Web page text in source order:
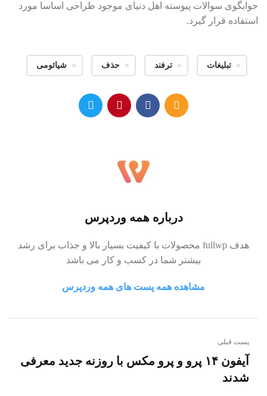
جوابگوی سوالات پیوسته اهل دنیای موجود طراحی اساسا مورد
استفاده قرار گیرد.
تبلیغات ترفند حذف شیائومی
درباره همه وردپرس
هدف fullwp محصولات با کیفیت بسیار بالا و جذاب برای رشد
بیشتر شما در کسب و کار می باشد
مشاهده همه پست های همه وردپرس
پست قبلی
آیفون ۱۴ پرو و پرو مکس با روزنه جدید معرفی
شدند